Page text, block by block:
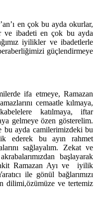
en çok bu ayda okurlar,
ve ibadeti en çok bu ayda
iyilikler ve ibadetlerle
güçlendirmeye
ifa etmeye, Ramazan
cemaatle kılmaya,
katılmaya, iftar
gelmeye özen gösterelim.
bu ayda camilerimizdeki bu
ederek bu ayın rahmet
sağlayalım. Zekat ve
başlayarak
Ramazan Ayı ve
iyilik
ile gönül bağlarımızı
dilimi,özümüze ve tertemiz